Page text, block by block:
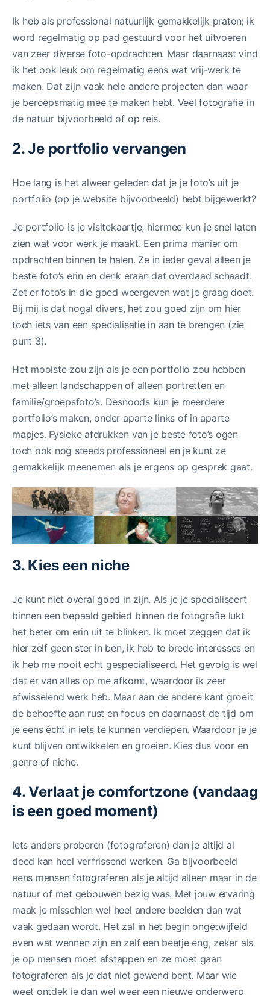
Ik heb als professional natuurlijk gemakkelijk praten; ik
word regelmatig op pad gestuurd voor het uitvoeren
van zeer diverse foto-opdrachten. Maar daarnaast vind
ik het ook leuk om regelmatig eens wat vrij-werk te
maken. Dat zijn vaak hele andere projecten dan waar
je beroepsmatig mee te maken hebt. Veel fotografie in
de natuur bijvoorbeeld of op reis.
2. Je portfolio vervangen
Hoe lang is het alweer geleden dat je je foto’s uit je
portfolio (op je website bijvoorbeeld) hebt bijgewerkt?
Je portfolio is je visitekaartje; hiermee kun je snel laten
zien wat voor werk je maakt. Een prima manier om
opdrachten binnen te halen. Ze in ieder geval alleen je
beste foto’s erin en denk eraan dat overdaad schaadt.
Zet er foto’s in die goed weergeven wat je graag doet.
Bij mij is dat nogal divers, het zou goed zijn om hier
toch iets van een specialisatie in aan te brengen (zie
punt 3).
Het mooiste zou zijn als je een portfolio zou hebben
met alleen landschappen of alleen portretten en
familie/groepsfoto’s. Desnoods kun je meerdere
portfolio’s maken, onder aparte links of in aparte
mapjes. Fysieke afdrukken van je beste foto’s ogen
toch ook nog steeds professioneel en je kunt ze
gemakkelijk meenemen als je ergens op gesprek gaat.
3. Kies een niche
Je kunt niet overal goed in zijn. Als je je specialiseert
binnen een bepaald gebied binnen de fotografie lukt
het beter om erin uit te blinken. Ik moet zeggen dat ik
hier zelf geen ster in ben, ik heb te brede interesses en
ik heb me nooit echt gespecialiseerd. Het gevolg is wel
dat er van alles op me afkomt, waardoor ik zeer
afwisselend werk heb. Maar aan de andere kant groeit
de behoefte aan rust en focus en daarnaast de tijd om
je eens écht in iets te kunnen verdiepen. Waardoor je je
kunt blijven ontwikkelen en groeien. Kies dus voor en
genre of niche.
4. Verlaat je comfortzone (vandaag
is een goed moment)
Iets anders proberen (fotograferen) dan je altijd al
deed kan heel verfrissend werken. Ga bijvoorbeeld
eens mensen fotograferen als je altijd alleen maar in de
natuur of met gebouwen bezig was. Met jouw ervaring
maak je misschien wel heel andere beelden dan wat
vaak gedaan wordt. Het zal in het begin ongetwijfeld
even wat wennen zijn en zelf een beetje eng, zeker als
je op mensen moet afstappen en ze moet gaan
fotograferen als je dat niet gewend bent. Maar wie
weet ontdek je dan wel weer een nieuwe onderwerp